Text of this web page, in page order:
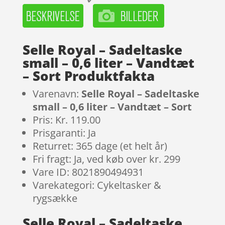
Selle Royal – Sadeltaske
small – 0,6 liter – Vandtæt
– Sort Produktfakta
Varenavn: Selle Royal – Sadeltaske
small – 0,6 liter – Vandtæt – Sort
Pris: Kr. 119.00
Prisgaranti: Ja
Returret: 365 dage (et helt år)
Fri fragt: Ja, ved køb over kr. 299
Vare ID: 8021890494931
Varekategori: Cykeltasker &
rygsække